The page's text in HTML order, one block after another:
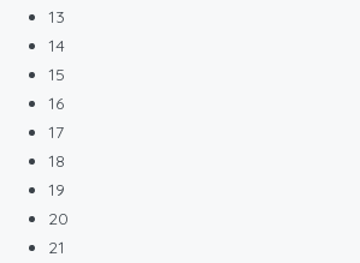
13
14
15
16
17
18
19
20
21